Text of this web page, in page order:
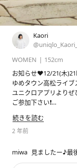
Kaori
WOMEN | 152cm
お知らせ❤️12/21(木
ゆめタウン高松ライ
ユニクロアプリよりぜ
ご参加下さい❗️
春アイテムでレイヤー
の素材が
続きを読む
2 年前
miwa 見ましたー♪最